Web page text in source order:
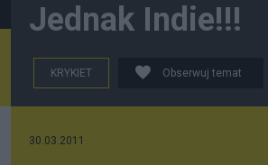
Jednak Indie!!!
KRYKIET Obserwuj temat
30.03.2011